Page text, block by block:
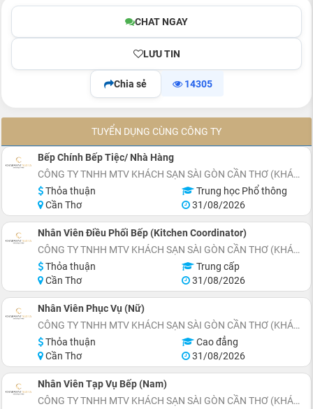
CHAT NGAY
LƯU TIN
Chia sẻ 14305
TUYỂN DỤNG CÙNG CÔNG TY
Bếp Chính Bếp Tiệc/ Nhà Hàng
CÔNG TY TNHH MTV KHÁCH SẠN SÀI GÒN CẦN THƠ (KHÁCH SẠN CHARMANT SUITES)
Thỏa thuận
Trung học Phổ thông
Cần Thơ
31/08/2026
Nhân Viên Điều Phối Bếp (Kitchen Coordinator)
CÔNG TY TNHH MTV KHÁCH SẠN SÀI GÒN CẦN THƠ (KHÁCH SẠN CHARMANT SUITES)
Thỏa thuận
Trung cấp
Cần Thơ
31/08/2026
Nhân Viên Phục Vụ (Nữ)
CÔNG TY TNHH MTV KHÁCH SẠN SÀI GÒN CẦN THƠ (KHÁCH SẠN CHARMANT SUITES)
Thỏa thuận
Cao đẳng
Cần Thơ
31/08/2026
Nhân Viên Tạp Vụ Bếp (Nam)
CÔNG TY TNHH MTV KHÁCH SẠN SÀI GÒN CẦN THƠ (KHÁCH SẠN CHARMANT SUITES)